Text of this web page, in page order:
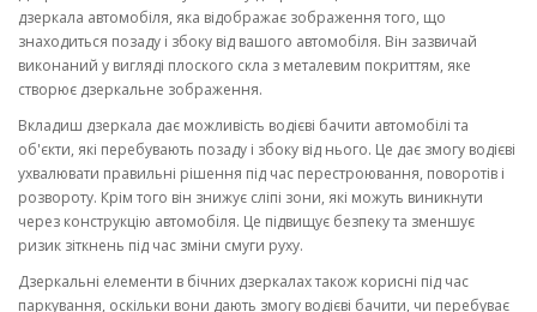
дзеркала автомобіля, яка відображає зображення того, що
знаходиться позаду і збоку від вашого автомобіля. Він зазвичай
виконаний у вигляді плоского скла з металевим покриттям, яке
створює дзеркальне зображення.
Вкладиш дзеркала дає можливість водієві бачити автомобілі та
об'єкти, які перебувають позаду і збоку від нього. Це дає змогу водієві
ухвалювати правильні рішення під час перестроювання, поворотів і
розвороту. Крім того він знижує сліпі зони, які можуть виникнути
через конструкцію автомобіля. Це підвищує безпеку та зменшує
ризик зіткнень під час зміни смуги руху.
Дзеркальні елементи в бічних дзеркалах також корисні під час
паркування, оскільки вони дають змогу водієві бачити, чи перебуває